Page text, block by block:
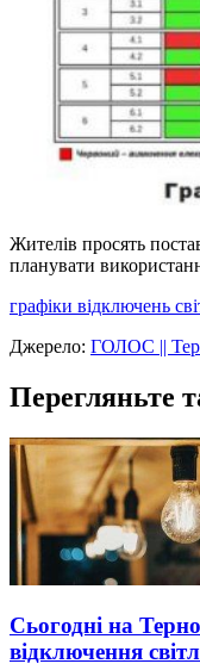
Жителів просять
планувати
графіки відключень
Джерело: ГОЛОС ||
Перегляньте
Сьогодні на
відключення